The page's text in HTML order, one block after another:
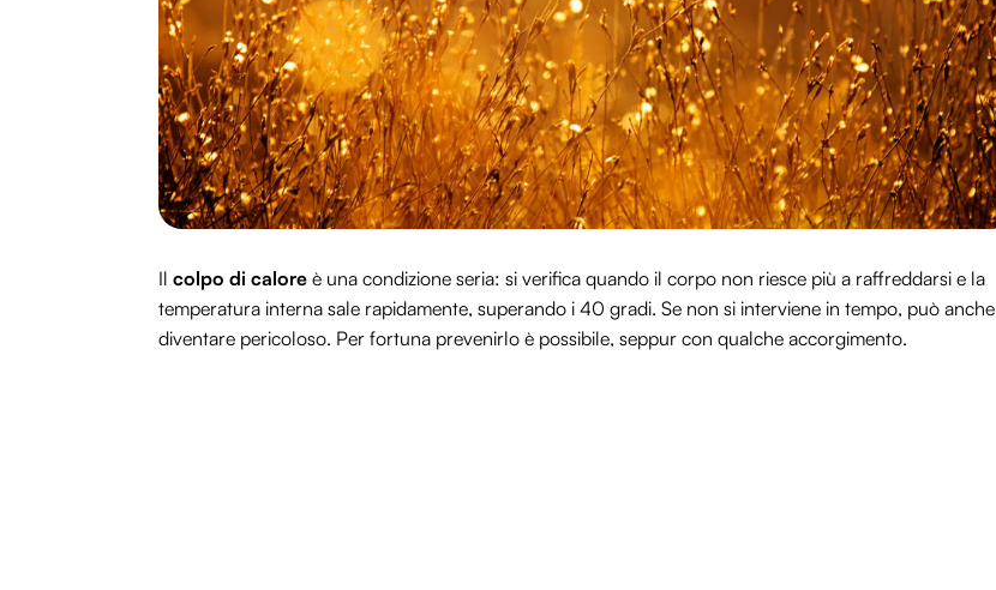
Il colpo di calore è una condizione seria: si verifica quando il corpo non riesce più a raffreddarsi e la
temperatura interna sale rapidamente, superando i 40 gradi. Se non si interviene in tempo, può anche
diventare pericoloso. Per fortuna prevenirlo è possibile, seppur con qualche accorgimento.